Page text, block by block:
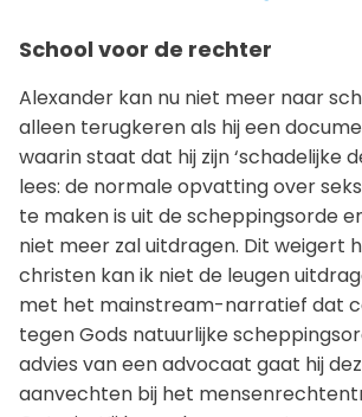
School voor de rechter
Alexander kan nu niet meer naar
alleen terugkeren als hij een
waarin staat dat hij zijn ‘schadelijke
lees: de normale opvatting over
te maken is uit de scheppingsorde
niet meer zal uitdragen. Dit weigert
christen kan ik niet de leugen
met het mainstream-narratief dat
tegen Gods natuurlijke
advies van een advocaat gaat hij
aanvechten bij het